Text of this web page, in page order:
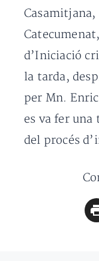
d’Iniciació
la tarda,
per Mn.
es va fer
del procés